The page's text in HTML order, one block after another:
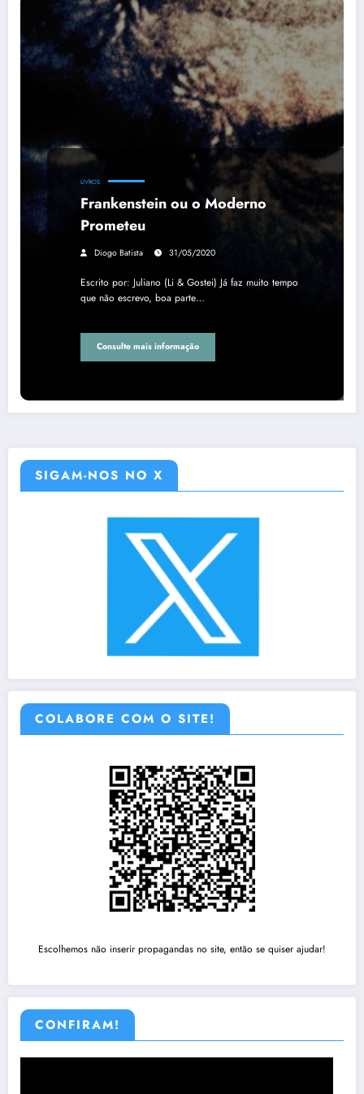
LIVROS
Frankenstein ou o Moderno
Prometeu
Diogo Batista 31/05/2020
Escrito por: Juliano (Li & Gostei) Já faz muito tempo
que não escrevo, boa parte…
Consulte mais informação
SIGAM-NOS NO X
COLABORE COM O SITE!
Escolhemos não inserir propagandas no site, então se quiser ajudar!
CONFIRAM!